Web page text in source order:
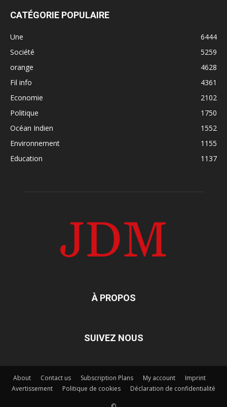
CATÉGORIE POPULAIRE
Une
6444
Société
5259
orange
4628
Fil info
4361
Economie
2102
Politique
1750
Océan Indien
1552
Environnement
1155
Education
1137
À PROPOS
SUIVEZ NOUS
About Contact us Subscription Plans My account
Imprint
Avertissement
Politique de cookies Déclaration de confidentialité